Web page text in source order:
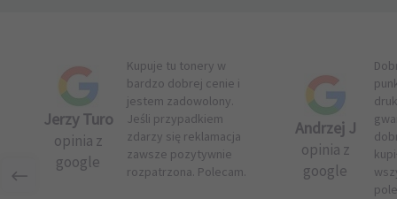
Jerzy Turo
opinia z
google
Kupuje tu tonery w
bardzo dobrej cenie i
jestem zadowolony.
Jeśli przypadkiem
zdarzy się reklamacja
zawsze pozytywnie
rozpatrzona. Polecam.
Andrzej J
opinia z
google